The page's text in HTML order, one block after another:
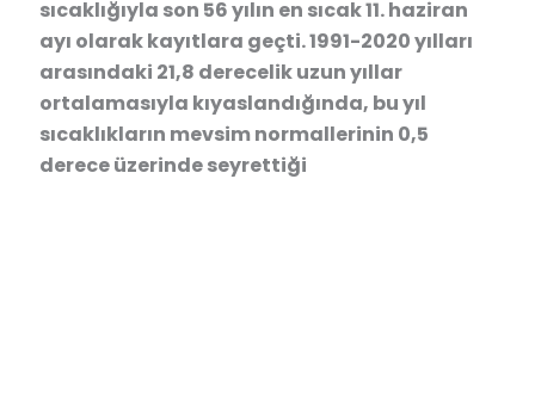
sıcaklığıyla son 56 yılın en sıcak 11. haziran
ayı olarak kayıtlara geçti. 1991-2020 yılları
arasındaki 21,8 derecelik uzun yıllar
ortalamasıyla kıyaslandığında, bu yıl
sıcaklıkların mevsim normallerinin 0,5
derece üzerinde seyrettiği